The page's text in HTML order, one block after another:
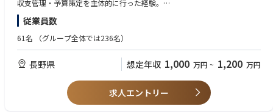
・親会社・株式会社カチタス（プライム上場）のDX推進部と連携し、DX
推進室の立ち上げを一気通貫で担っていただきます。
・要件定義から実行・進行管理まで主体的にリードできる裁量があります
（開発は外部パートナーと協働）。
・オペレーション管理： リフト、レストラン、レンタル等の安全なオペ
レーションおよびサービスの向上。
・組織マネジメント： 数百名規模の組織マネジメントと人材育成。
・地域連携：地元事業者、観光協会、自治体等との協業。
・投資計画立案・実行： リゾートの設備リニューアルや新規事業投資、D
収支管理・予算策定を主体的に行った経験。
・現場主義： 机上ではなく、現場を中心として、お客様や地域の声を聞
き、組織のリーダーリップを発揮する能力。
・ホテル、テーマパーク、アミューズメント施設等、リゾート・観光業の
経験。財務会計、コンサルティング等の経営指導の経験
従業員数
61名 （グループ全体では236名）
長野県 想定年収 1,000 万円 ~ 1,200 万円
求人エントリー